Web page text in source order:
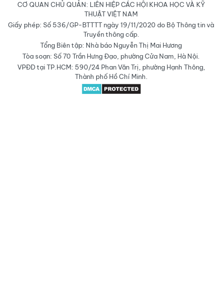
CƠ QUAN CHỦ QUẢN: LIÊN HIỆP CÁC HỘI KHOA HỌC VÀ KỸ
THUẬT VIỆT NAM
Giấy phép: Số 536/GP-BTTTT ngày 19/11/2020 do Bộ Thông tin và
Truyền thông cấp.
Tổng Biên tập: Nhà báo Nguyễn Thị Mai Hương
Tòa soạn: Số 70 Trần Hưng Đạo, phường Cửa Nam, Hà Nội.
VPĐD tại TP.HCM: 590/24 Phan Văn Trị, phường Hạnh Thông,
Thành phố Hồ Chí Minh.